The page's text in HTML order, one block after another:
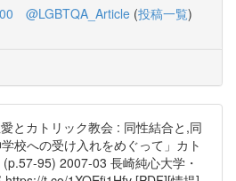
@LGBTQA_Article (投稿一覧)
とカトリック教会 : 同性結合と,同
校への受け入れをめぐって」カト
95) 2007-03 長崎純心大学・